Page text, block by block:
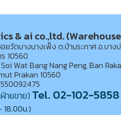
& ai co.,ltd.
ยวัดบางนางเพ็ง ต.บ้านระกาศ อ.บาง
10560
Wat Bang Nang Peng, Ban
Prakan 10560
ายขาย) Tel. 02-102-5858
น.)